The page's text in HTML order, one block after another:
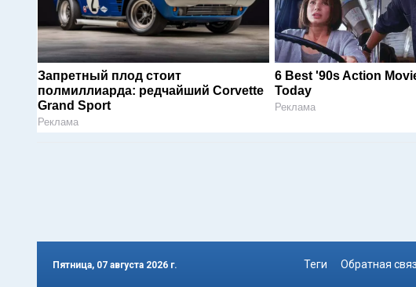
Запретный плод стоит
полмиллиарда: редчайший Corvette
Grand Sport
Реклама
6 Best '90s Action
Today
Реклама
Пятница, 07 августа 2026 г. Теги Обратная